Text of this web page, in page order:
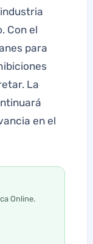
industria
Con el
para
La
en el
Online.